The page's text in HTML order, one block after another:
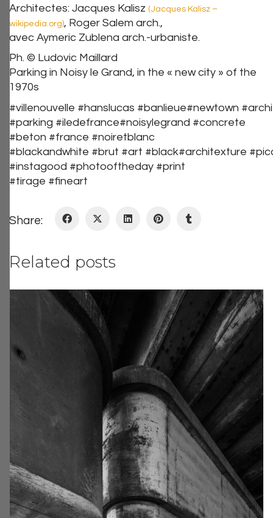
Architectes: Jacques Kalisz (Jacques Kalisz –
wikipedia.org), Roger Salem arch.,
avec Aymeric Zublena arch.-urbaniste.
Ph. © Ludovic Maillard
Parking in Noisy le Grand, in the « new city » of the
1970s
#villenouvelle #hanslucas #banlieue#newtown
#parking #iledefrance#noisylegrand #concrete
#beton #france #noiretblanc
#blackandwhite #brut #art #black#architexture
#instagood #photooftheday #print
#tirage #fineart
Share:
Related posts